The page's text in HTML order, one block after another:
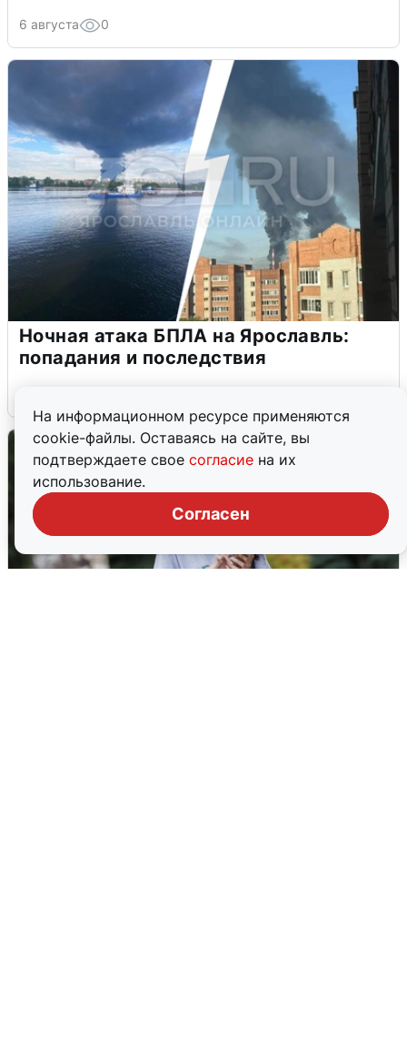
На информационном ресурсе применяются
cookie-файлы. Оставаясь на сайте, вы
подтверждаете свое согласие на их
использование.
Согласен
6 августа 0
Ночная атака БПЛА на Ярославль:
попадания и последствия